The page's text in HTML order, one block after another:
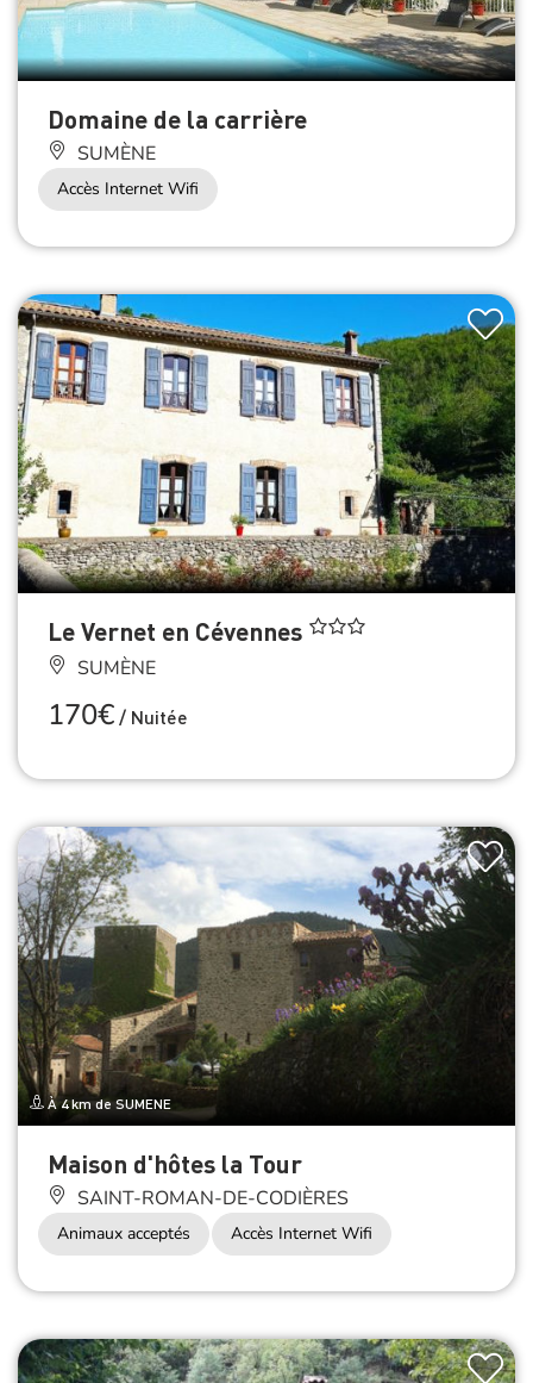
Domaine de la carrière
SUMÈNE
Accès Internet Wifi
Le Vernet en Cévennes
SUMÈNE
170€/ Nuitée
À 4 km de SUMENE
Maison d'hôtes la Tour
SAINT-ROMAN-DE-CODIÈRES
Animaux acceptés Accès Internet Wifi